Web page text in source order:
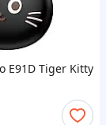
E91D Tiger Kitty